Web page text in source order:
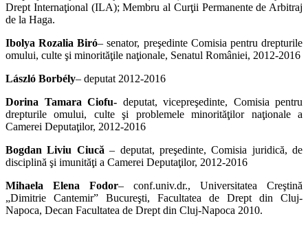
Drept Internaţional (ILA); Membru al Curţii Permanente de Arbitraj
de la Haga.
Ibolya Rozalia Biró– senator, preşedinte Comisia pentru drepturile
omului, culte şi minorităţile naţionale, Senatul României, 2012-2016
László Borbély– deputat 2012-2016
Dorina Tamara Ciofu- deputat, vicepreşedinte, Comisia pentru
drepturile omului, culte şi problemele minorităţilor naţionale a
Camerei Deputaţilor, 2012-2016
Bogdan Liviu Ciucă– deputat, preşedinte, Comisia juridică, de
disciplină şi imunităţi a Camerei Deputaţilor, 2012-2016
Mihaela Elena Fodor– conf.univ.dr., Universitatea Creştină
„Dimitrie Cantemir” Bucureşti, Facultatea de Drept din Cluj-
Napoca, Decan Facultatea de Drept din Cluj-Napoca 2010.